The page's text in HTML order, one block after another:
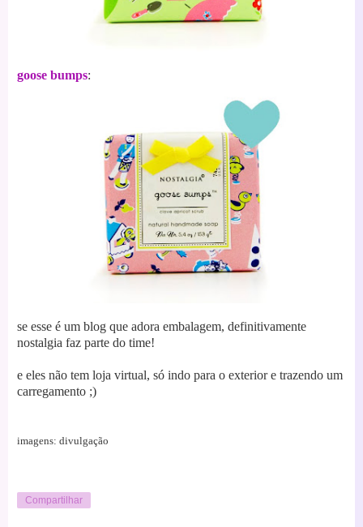
goose bumps:
se esse é um blog que adora embalagem, definitivamente
nostalgia faz parte do time!
e eles não tem loja virtual, só indo para o exterior e trazendo um
carregamento ;)
imagens: divulgação
Compartilhar